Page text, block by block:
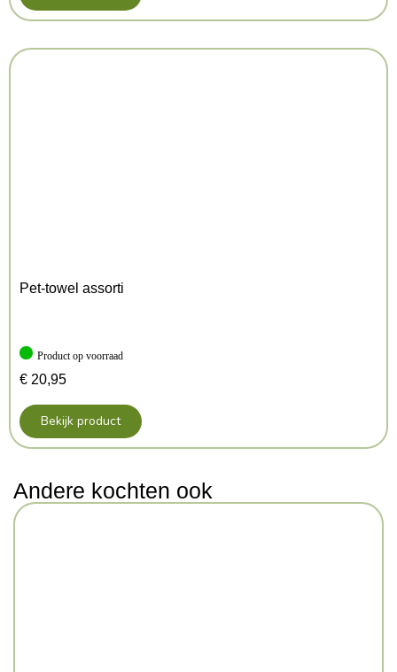
Pet-towel assorti
Product op voorraad
€ 20,95
Bekijk product
Andere kochten ook